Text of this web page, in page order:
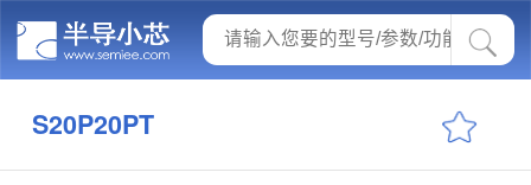
S20P20PT